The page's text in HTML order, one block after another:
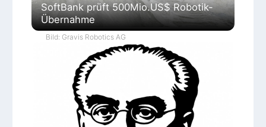
SoftBank prüft 500Mio.US$ Robotik-
Übernahme
Bild: Gravis Robotics AG